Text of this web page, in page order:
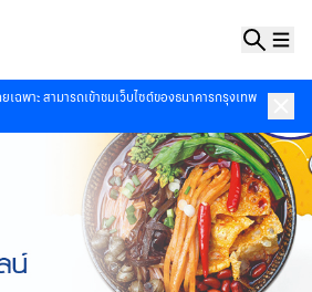
เฉพาะ สามารถเข้าชมเว็บไซต์ของธนาคารกรุงเทพ